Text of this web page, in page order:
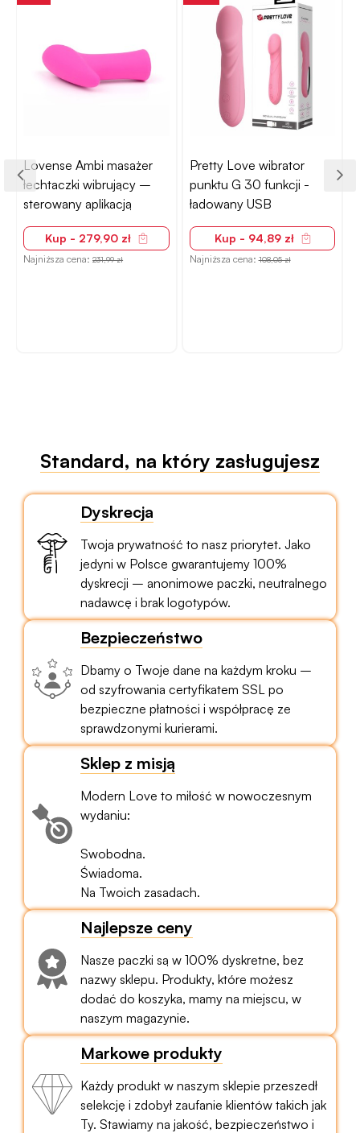
Lovense Ambi masażer
łechtaczki wibrujący –
sterowany aplikacją
Kup - 279,90 zł
Najniższa cena:231,99 zł
Pretty Love wibrator
punktu G 30 funkcji -
ładowany USB
Kup - 94,89 zł
Najniższa cena:108,05 zł
Standard, na który zasługujesz
Dyskrecja
Twoja prywatność to nasz priorytet. Jako
jedyni w Polsce gwarantujemy 100%
dyskrecji – anonimowe paczki, neutralnego
nadawcę i brak logotypów.
Bezpieczeństwo
Dbamy o Twoje dane na każdym kroku –
od szyfrowania certyfikatem SSL po
bezpieczne płatności i współpracę ze
sprawdzonymi kurierami.
Sklep z misją
Modern Love to miłość w nowoczesnym
wydaniu:
Swobodna.
Świadoma.
Na Twoich zasadach.
Najlepsze ceny
Nasze paczki są w 100% dyskretne, bez
nazwy sklepu. Produkty, które możesz
dodać do koszyka, mamy na miejscu, w
naszym magazynie.
Markowe produkty
Każdy produkt w naszym sklepie przeszedł
selekcję i zdobył zaufanie klientów takich jak
Ty. Stawiamy na jakość, bezpieczeństwo i